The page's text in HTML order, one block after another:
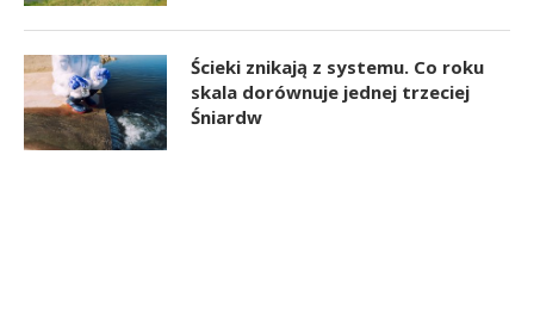
Ścieki znikają z systemu. Co roku
skala dorównuje jednej trzeciej
Śniardw